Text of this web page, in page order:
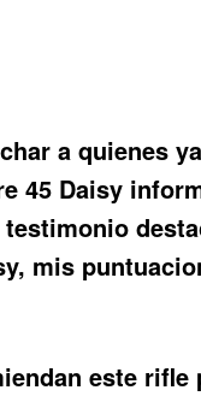
a quienes
45 Daisy
mis
este